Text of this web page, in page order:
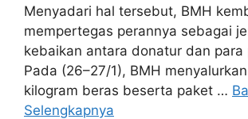
Menyadari hal tersebut, BMH
mempertegas perannya sebagai
kebaikan antara donatur dan para
Pada (26–27/1), BMH
kilogram beras beserta paket …
Selengkapnya